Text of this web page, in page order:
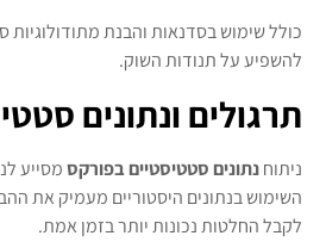
כולל שימוש בסדנאות והבנת מתודולוגיות
להשפיע על תנודות השוק.
תרגולים ונתונים
ניתוחנתונים סטטיסטיים בפורקסמסייע
השימוש בנתונים היסטוריים מעמיק את
לקבל החלטות נכונות יותר בזמן אמת.